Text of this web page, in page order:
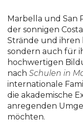
Marbella und San
der sonnigen
Strände und ihren
sondern auch für
hochwertigen
nach Schulen in
internationale
die akademische
anregenden
möchten.